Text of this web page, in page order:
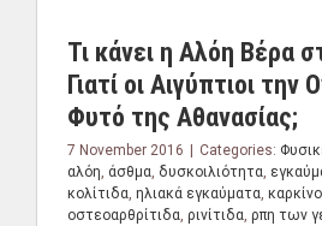
Τι κάνει η Αλόη Βέρα
Γιατί οι Αιγύπτιοι την
Φυτό της Αθανασίας;
7 November 2016 | Categories:
αλόη άσθμα δυσκοιλιότητα
κολίτιδα ηλιακά εγκαύματα
οστεοαρθρίτιδα ρινίτιδα ρπη των